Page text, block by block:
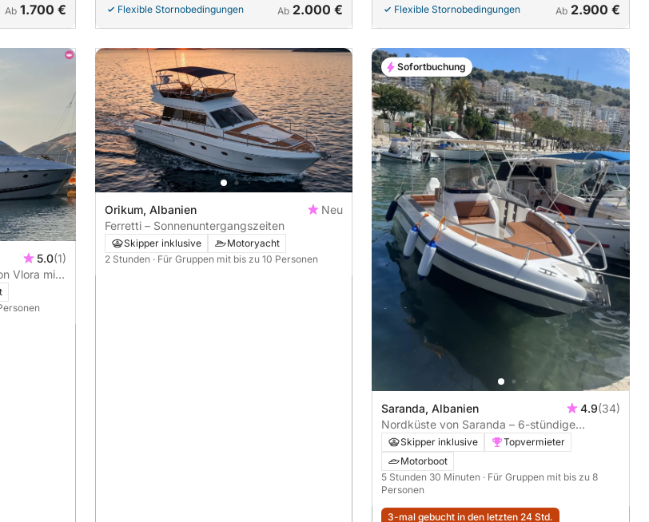
Ab 1.700 € Flexible Stornobedingungen Ab 2.000 € Flexible Stornobedingungen Ab 2.900 €
5.0(1)
Vlora mit
Orikum, Albanien
Neu
Ferretti – Sonnenuntergangszeiten
Skipper inklusive
Motoryacht
2 Stunden · Für Gruppen mit bis zu 10 Personen
Saranda, Albanien 4.9(34)
Nordküste von Saranda – 6-stündige
Bootstour mit geheimen Stränden
Skipper inklusive
Topvermieter
Motorboot
5 Stunden 30 Minuten · Für Gruppen mit bis zu 8
Personen
3-mal gebucht in den letzten 24 Std.
Sofortbuchung